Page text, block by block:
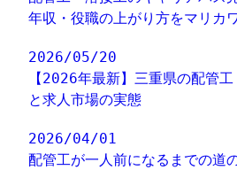
年収・役職の上がり方をマリカ
2026/05/20
【2026年最新】三重県の配管
と求人市場の実態
2026/04/01
配管工が一人前になるまでの道